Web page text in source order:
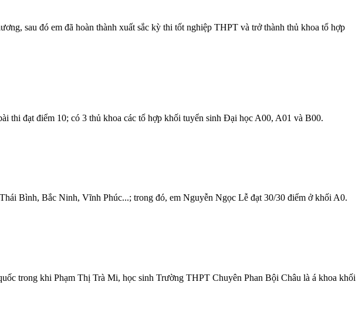
sau đó em đã hoàn thành xuất sắc kỳ thi tốt nghiệp THPT và trở thành thủ khoa tổ hợp
thi đạt điểm 10; có 3 thủ khoa các tổ hợp khối tuyển sinh Đại học A00, A01 và B00.
Bình, Bắc Ninh, Vĩnh Phúc...; trong đó, em Nguyễn Ngọc Lễ đạt 30/30 điểm ở khối A0.
trong khi Phạm Thị Trà Mi, học sinh Trường THPT Chuyên Phan Bội Châu là á khoa khối